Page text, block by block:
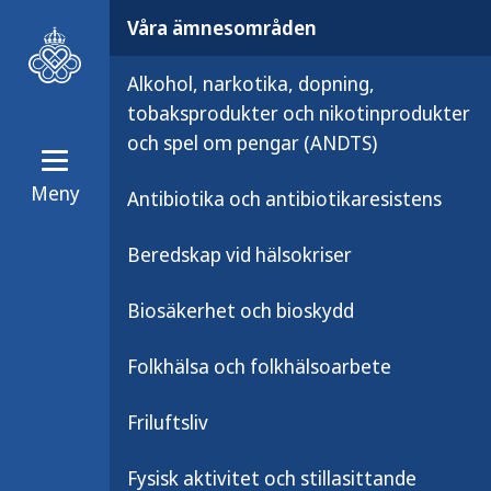
Meny
Våra ämnesområden
Alkohol, narkotika, dopning,
tobaksprodukter och nikotinprodukter
och spel om pengar (ANDTS)
Antibiotika och antibiotikaresistens
Beredskap vid hälsokriser
Biosäkerhet och bioskydd
Folkhälsa och folkhälsoarbete
Friluftsliv
Fysisk aktivitet och stillasittande
Våra ämnesområden
MDR-TB-gruppen
Behandlande läkare